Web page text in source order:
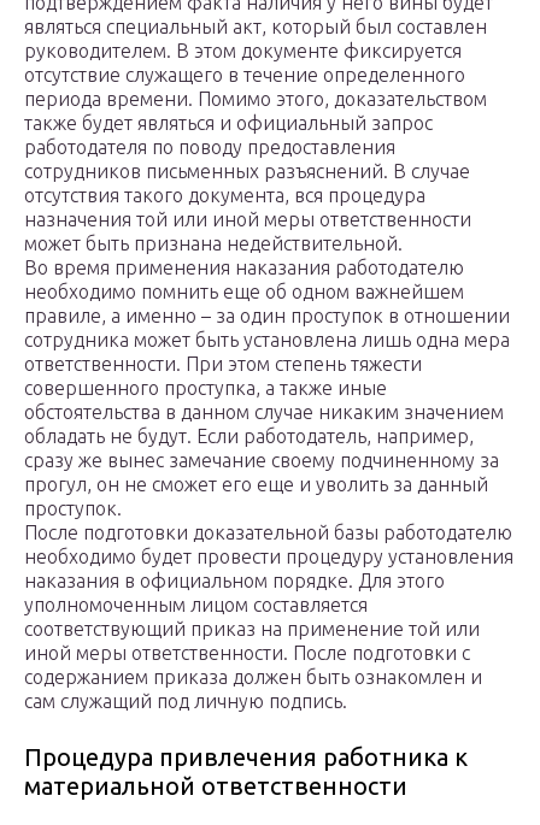
являться специальный акт, который был составлен
руководителем. В этом документе фиксируется
отсутствие служащего в течение определенного
периода времени. Помимо этого, доказательством
также будет являться и официальный запрос
работодателя по поводу предоставления
сотрудников письменных разъяснений. В случае
отсутствия такого документа, вся процедура
назначения той или иной меры ответственности
может быть признана недействительной.
Во время применения наказания работодателю
необходимо помнить еще об одном важнейшем
правиле, а именно – за один проступок в отношении
сотрудника может быть установлена лишь одна мера
ответственности. При этом степень тяжести
совершенного проступка, а также иные
обстоятельства в данном случае никаким значением
обладать не будут. Если работодатель, например,
сразу же вынес замечание своему подчиненному за
прогул, он не сможет его еще и уволить за данный
проступок.
После подготовки доказательной базы работодателю
необходимо будет провести процедуру установления
наказания в официальном порядке. Для этого
уполномоченным лицом составляется
соответствующий приказ на применение той или
иной меры ответственности. После подготовки с
содержанием приказа должен быть ознакомлен и
сам служащий под личную подпись.
Процедура привлечения работника к
материальной ответственности